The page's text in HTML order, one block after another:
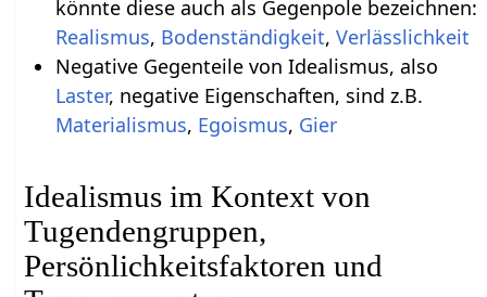
könnte diese auch als Gegenpole bezeichnen:
Realismus, Bodenständigkeit, Verlässlichkeit
Negative Gegenteile von Idealismus, also
Laster, negative Eigenschaften, sind z.B.
Materialismus, Egoismus, Gier
Idealismus im Kontext von
Tugendengruppen,
Persönlichkeitsfaktoren und